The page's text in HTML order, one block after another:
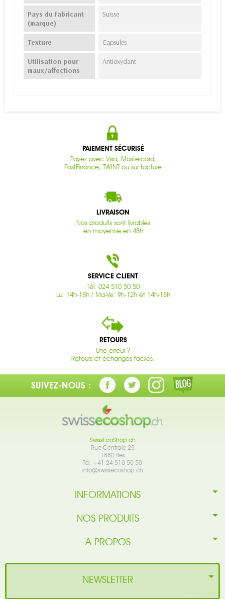
Pays du fabricant
(marque)
Suisse
Texture Capsules
Utilisation pour
maux/affections
Antioxydant
PAIEMENT SÉCURISÉ
Payez avec Visa, Mastercard,
PostFinance, TWINT ou sur facture
LIVRAISON
Nos produits sont livrables
en moyenne en 48h
SERVICE CLIENT
Tél. 024 510 50 50
Lu: 14h-18h / Ma-Ve: 9h-12h et 14h-18h
RETOURS
Une erreur ?
Retours et échanges faciles.
SUIVEZ-NOUS :
SwissEcoShop.ch
Rue Centrale 25
1880 Bex
Tél. +41 24 510 50 50
info@swissecoshop.ch
INFORMATIONS
NOS PRODUITS
A PROPOS
NEWSLETTER